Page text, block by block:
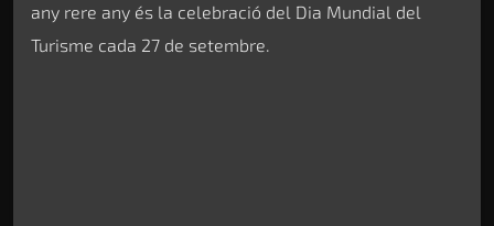
any rere any és la celebració del Dia Mundial del
Turisme cada 27 de setembre.